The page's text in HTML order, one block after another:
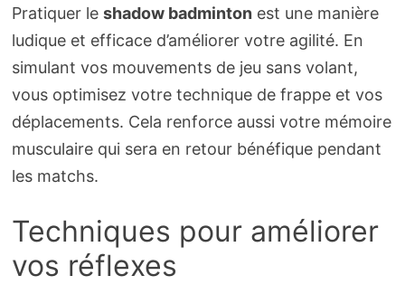
Pratiquer le shadow badminton est une manière
ludique et efficace d’améliorer votre agilité. En
simulant vos mouvements de jeu sans volant,
vous optimisez votre technique de frappe et vos
déplacements. Cela renforce aussi votre mémoire
musculaire qui sera en retour bénéfique pendant
les matchs.
Techniques pour améliorer
vos réflexes